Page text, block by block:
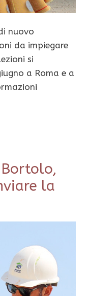
nuovo
da impiegare
si
a Roma e a
Bortolo,
la